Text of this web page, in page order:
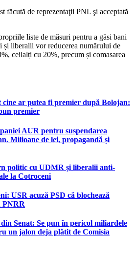
făcută de reprezentaţii PNL şi acceptată
liste de măsuri pentru a găsi bani
și liberalii vor reducerea numărului de
ceilalți cu 20%, precum și comasarea
cine ar putea fi premier după Bolojan:
premier
AUR pentru suspendarea
Milioane de lei, propagandă și
politic cu UDMR şi liberalii anti-
la Cotroceni
USR acuză PSD că blochează
PNRR
Senat: Se pun în pericol miliardele
un jalon deja plătit de Comisia